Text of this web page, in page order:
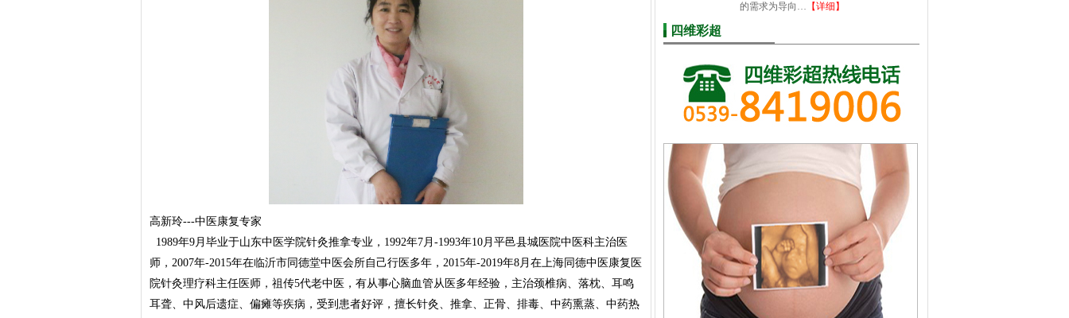
高新玲---中医康复专家
1989年9月毕业于山东中医学院针灸推拿专业，1992年7月-1993年10月平邑县城医院中医科主治医
师，2007年-2015年在临沂市同德堂中医会所自己行医多年，2015年-2019年8月在上海同德中医康复医
院针灸理疗科主任医师，祖传5代老中医，有从事心脑血管从医多年经验，主治颈椎病、落枕、耳鸣
耳聋、中风后遗症、偏瘫等疾病，受到患者好评，擅长针灸、推拿、正骨、排毒、中药熏蒸、中药热
的需求为导向… 【详细】
四维彩超